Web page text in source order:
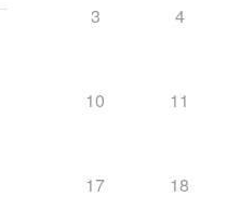
3 4
10 11
17 18